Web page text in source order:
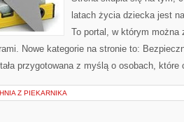
latach życia dziecka jest
To portal, w którym można
Nowe kategorie na stronie to:
przygotowana z myślą o osobach,
Z PIEKARNIKA